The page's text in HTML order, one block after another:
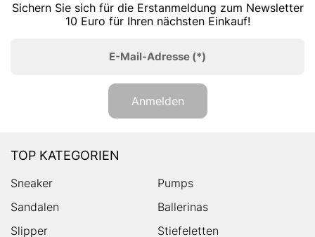
Sichern Sie sich für die Erstanmeldung zum Newsletter
10 Euro für Ihren nächsten Einkauf!
E-Mail-Adresse (*)
Anmelden
TOP KATEGORIEN
Sneaker
Pumps
Sandalen
Ballerinas
Slipper
Stiefeletten